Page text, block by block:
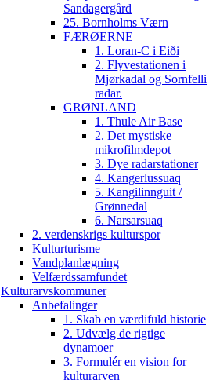
Sandagergård
25. Bornholms Værn
FÆRØERNE
1. Loran-C i Eiði
2. Flyvestationen i
Mjørkadal og Sornfelli
radar.
GRØNLAND
1. Thule Air Base
2. Det mystiske
mikrofilmdepot
3. Dye radarstationer
4. Kangerlussuaq
5. Kangilinnguit /
Grønnedal
6. Narsarsuaq
2. verdenskrigs kulturspor
Kulturturisme
Vandplanlægning
Velfærdssamfundet
Kulturarvskommuner
Anbefalinger
1. Skab en værdifuld historie
2. Udvælg de rigtige
dynamoer
3. Formulér en vision for
kulturarven